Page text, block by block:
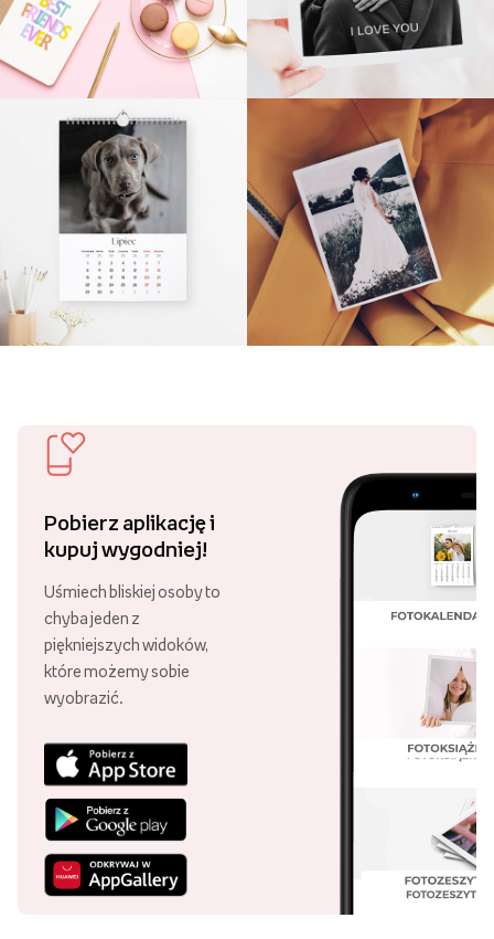
Pobierz aplikację i
kupuj wygodniej!
Uśmiech bliskiej osoby to
chyba jeden z
piękniejszych widoków,
które możemy sobie
wyobrazić.